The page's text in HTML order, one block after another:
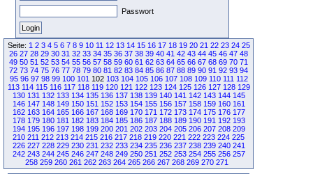
Passwort
Seite: 1 2 3 4 5 6 7 8 9 10 11 12 13 14 15 16 17 18 19 20 21 22 23 24 25
26 27 28 29 30 31 32 33 34 35 36 37 38 39 40 41 42 43 44 45 46 47 48
49 50 51 52 53 54 55 56 57 58 59 60 61 62 63 64 65 66 67 68 69 70 71
72 73 74 75 76 77 78 79 80 81 82 83 84 85 86 87 88 89 90 91 92 93 94
95 96 97 98 99 100 101 102 103 104 105 106 107 108 109 110 111 112
113 114 115 116 117 118 119 120 121 122 123 124 125 126 127 128 129
130 131 132 133 134 135 136 137 138 139 140 141 142 143 144 145
146 147 148 149 150 151 152 153 154 155 156 157 158 159 160 161
162 163 164 165 166 167 168 169 170 171 172 173 174 175 176 177
178 179 180 181 182 183 184 185 186 187 188 189 190 191 192 193
194 195 196 197 198 199 200 201 202 203 204 205 206 207 208 209
210 211 212 213 214 215 216 217 218 219 220 221 222 223 224 225
226 227 228 229 230 231 232 233 234 235 236 237 238 239 240 241
242 243 244 245 246 247 248 249 250 251 252 253 254 255 256 257
258 259 260 261 262 263 264 265 266 267 268 269 270 271